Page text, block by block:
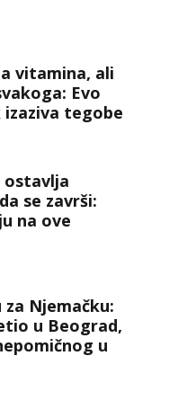
vitamina, ali
Evo
tegobe
se završi:
na ove
Njemačku:
u Beograd,
u